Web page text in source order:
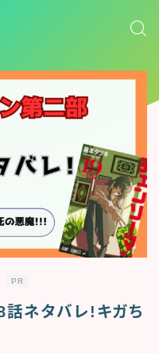
PR
ネタバレ!キガち